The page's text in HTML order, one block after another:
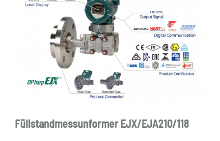
Füllstandmessunformer EJX/EJA210/118